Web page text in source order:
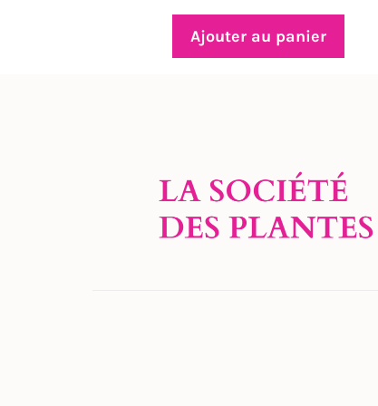
Ajouter au panier